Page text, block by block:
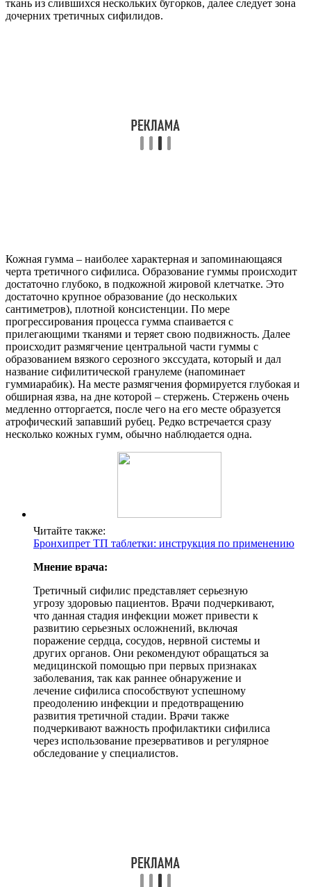
ткань из слившихся нескольких бугорков, далее следует зона
дочерних третичных сифилидов.
Кожная гумма – наиболее характерная и запоминающаяся
черта третичного сифилиса. Образование гуммы происходит
достаточно глубоко, в подкожной жировой клетчатке. Это
достаточно крупное образование (до нескольких
сантиметров), плотной консистенции. По мере
прогрессирования процесса гумма спаивается с
прилегающими тканями и теряет свою подвижность. Далее
происходит размягчение центральной части гуммы с
образованием вязкого серозного экссудата, который и дал
название сифилитической гранулеме (напоминает
гуммиарабик). На месте размягчения формируется глубокая и
обширная язва, на дне которой – стержень. Стержень очень
медленно отторгается, после чего на его месте образуется
атрофический запавший рубец. Редко встречается сразу
несколько кожных гумм, обычно наблюдается одна.
Читайте также:
Бронхипрет ТП таблетки: инструкция по применению
Мнение врача:
Третичный сифилис представляет серьезную
угрозу здоровью пациентов. Врачи подчеркивают,
что данная стадия инфекции может привести к
развитию серьезных осложнений, включая
поражение сердца, сосудов, нервной системы и
других органов. Они рекомендуют обращаться за
медицинской помощью при первых признаках
заболевания, так как раннее обнаружение и
лечение сифилиса способствуют успешному
преодолению инфекции и предотвращению
развития третичной стадии. Врачи также
подчеркивают важность профилактики сифилиса
через использование презервативов и регулярное
обследование у специалистов.